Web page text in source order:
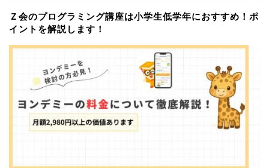
Ｚ会のプログラミング講座は小学生低学年におすすめ！ポ
イントを解説します！